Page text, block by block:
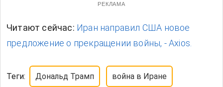
РЕКЛАМА
Читают сейчас: Иран направил США новое
предложение о прекращении войны, - Axios.
Теги: Дональд Трамп война в Иране